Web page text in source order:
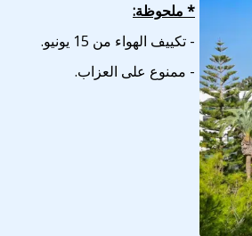
* ملحوظة:
- تكييف الهواء من 15 يونيو.
- ممنوع على العزاب.